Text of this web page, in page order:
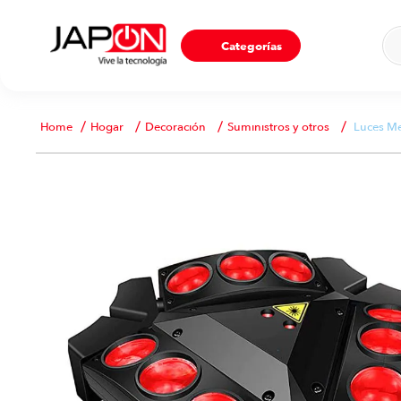
Categorías
Hogar Decoración Suministros y otros Luces